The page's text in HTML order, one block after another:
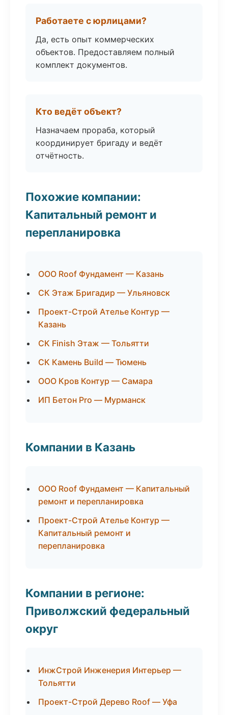
Работаете с юрлицами?
Да, есть опыт коммерческих
объектов. Предоставляем полный
комплект документов.
Кто ведёт объект?
Назначаем прораба, который
координирует бригаду и ведёт
отчётность.
Похожие компании:
Капитальный ремонт и
перепланировка
ООО Roof Фундамент — Казань
СК Этаж Бригадир — Ульяновск
Проект-Строй Ателье Контур —
Казань
СК Finish Этаж — Тольятти
СК Камень Build — Тюмень
ООО Кров Контур — Самара
ИП Бетон Pro — Мурманск
Компании в Казань
ООО Roof Фундамент — Капитальный
ремонт и перепланировка
Проект-Строй Ателье Контур —
Капитальный ремонт и
перепланировка
Компании в регионе:
Приволжский федеральный
округ
ИнжСтрой Инженерия Интерьер —
Тольятти
Проект-Строй Дерево Roof — Уфа